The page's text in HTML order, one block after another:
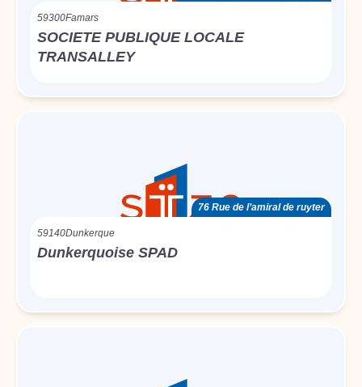
59300Famars
SOCIETE PUBLIQUE LOCALE
TRANSALLEY
76 Rue de l’amiral de ruyter
59140Dunkerque
Dunkerquoise SPAD